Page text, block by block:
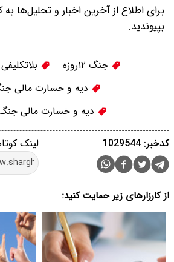
برای اطلاع از آخرین اخبار و تحلیل‌ها
بپیوندید.
جنگ ۱۲روزه
دیه و خسارت مالی
دیه و خسارت مالی
لینک کدخبر: 1029544
از کارزارهای زیر حمایت کنید: